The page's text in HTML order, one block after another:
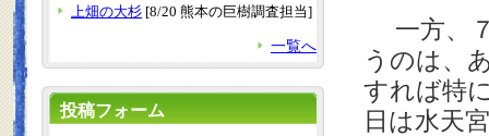
一方、
うのは、
すれば特
日は水天
上畑の大杉 [8/20 熊本の巨樹調査担当]
一覧へ
投稿フォーム